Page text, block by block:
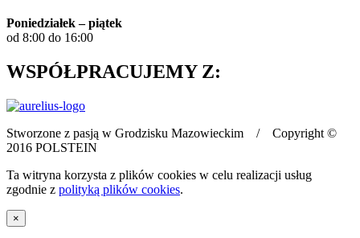
Poniedziałek – piątek
od 8:00 do 16:00
WSPÓŁPRACUJEMY Z:
Stworzone z pasją w Grodzisku Mazowieckim / Copyright ©
2016 POLSTEIN
Ta witryna korzysta z plików cookies w celu realizacji usług
zgodnie z polityką plików cookies.
×